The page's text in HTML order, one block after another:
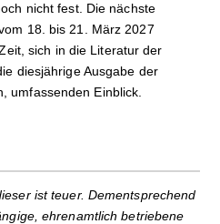
nicht fest. Die nächste
18. bis 21. März 2027
sich in die Literatur der
diesjährige Ausgabe der
umfassenden Einblick.
ist teuer. Dementsprechend
ehrenamtlich betriebene